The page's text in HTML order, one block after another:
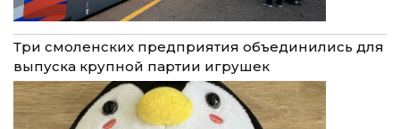
Три смоленских предприятия объединились для
выпуска крупной партии игрушек